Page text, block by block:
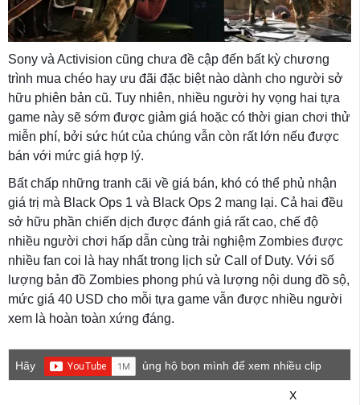
Sony và Activision cũng chưa đề cập đến bất kỳ chương
trình mua chéo hay ưu đãi đặc biệt nào dành cho người sở
hữu phiên bản cũ. Tuy nhiên, nhiều người hy vọng hai tựa
game này sẽ sớm được giảm giá hoặc có thời gian chơi thử
miễn phí, bởi sức hút của chúng vẫn còn rất lớn nếu được
bán với mức giá hợp lý.
Bất chấp những tranh cãi về giá bán, khó có thể phủ nhận
giá trị mà Black Ops 1 và Black Ops 2 mang lại. Cả hai đều
sở hữu phần chiến dịch được đánh giá rất cao, chế độ
nhiều người chơi hấp dẫn cùng trải nghiệm Zombies được
nhiều fan coi là hay nhất trong lịch sử Call of Duty. Với số
lượng bản đồ Zombies phong phú và lượng nội dung đồ sộ,
mức giá 40 USD cho mỗi tựa game vẫn được nhiều người
xem là hoàn toàn xứng đáng.
Hãy
ủng hộ bọn mình để xem nhiều clip
X